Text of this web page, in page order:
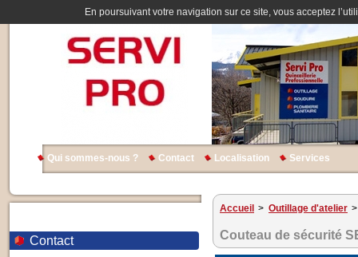
En poursuivant votre navigation sur ce site, vous acceptez
Qui sommes-nous ? Contact Localisation Services
Contact
Accueil > Outillage d'atelier >
Couteau de sécurité